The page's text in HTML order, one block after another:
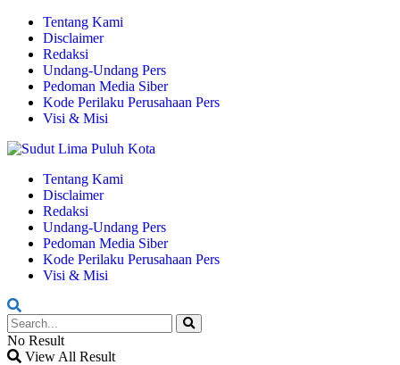
Tentang Kami
Disclaimer
Redaksi
Undang-Undang Pers
Pedoman Media Siber
Kode Perilaku Perusahaan Pers
Visi & Misi
Tentang Kami
Disclaimer
Redaksi
Undang-Undang Pers
Pedoman Media Siber
Kode Perilaku Perusahaan Pers
Visi & Misi
No Result
View All Result